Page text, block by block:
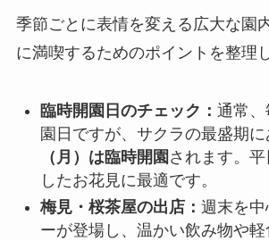
季節ごとに表情を変える広大な園
に満喫するためのポイントを整理
臨時開園日のチェック： 通常
園日ですが、サクラの最盛期に
（月）は臨時開園 されます。
したお花見に最適です。
梅見・桜茶屋の出店： 週末を
ーが登場し、温かい飲み物や軽